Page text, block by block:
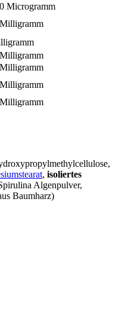
Microgramm
, isoliertes
Algenpulver,
Baumharz)